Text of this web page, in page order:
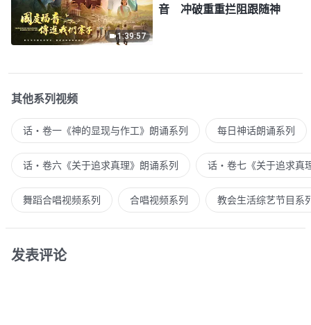
1:39:57
音 冲破重重拦阻跟随神
其他系列视频
话・卷一《神的显现与作工》朗诵系列 每日神话朗诵系列
话・卷六《关于追求真理》朗诵系列 话・卷七《关于追求真
舞蹈合唱视频系列 合唱视频系列 教会生活综艺节目系
发表评论